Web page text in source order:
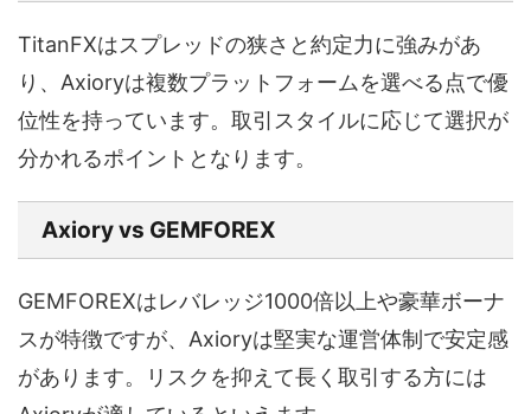
TitanFXはスプレッドの狭さと約定力に強みがあ
り、Axioryは複数プラットフォームを選べる点で優
位性を持っています。取引スタイルに応じて選択が
分かれるポイントとなります。
Axiory vs GEMFOREX
GEMFOREXはレバレッジ1000倍以上や豪華ボーナ
スが特徴ですが、Axioryは堅実な運営体制で安定感
があります。リスクを抑えて長く取引する方には